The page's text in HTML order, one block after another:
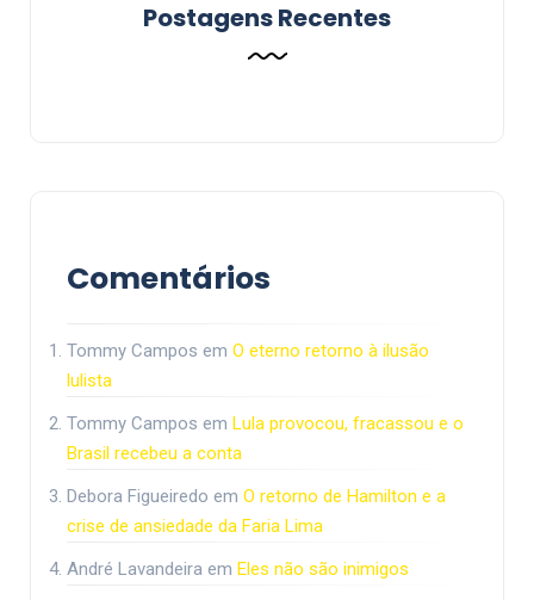
Postagens Recentes
Comentários
Tommy Campos em O eterno retorno à ilusão
lulista
Tommy Campos em Lula provocou, fracassou e o
Brasil recebeu a conta
Debora Figueiredo em O retorno de Hamilton e a
crise de ansiedade da Faria Lima
André Lavandeira em Eles não são inimigos